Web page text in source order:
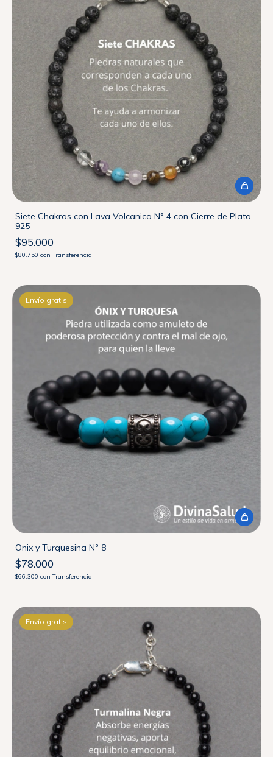
Siete Chakras con Lava Volcanica N° 4 con Cierre de Plata
925
$95.000
$80.750 con Transferencia
Envío gratis
Onix y Turquesina Nº 8
$78.000
$66.300 con Transferencia
Envío gratis